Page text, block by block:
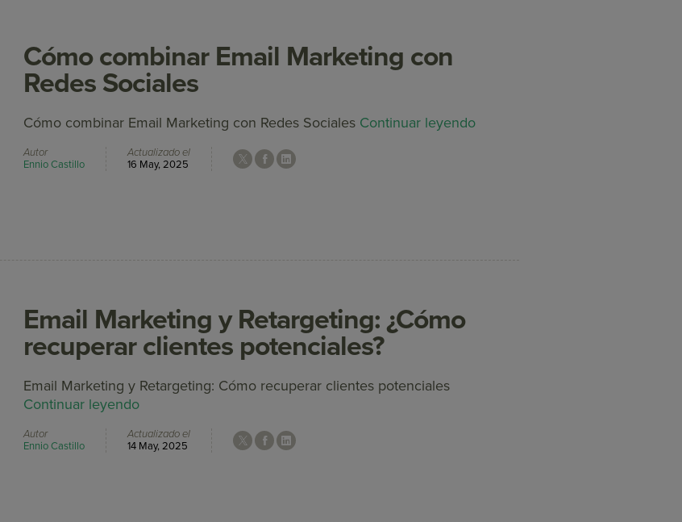
Cómo combinar Email Marketing con
Redes Sociales
Cómo combinar Email Marketing con Redes Sociales Continuar leyendo
Autor
Ennio Castillo
Actualizado el
16 May, 2025
Email Marketing y Retargeting: ¿Cómo
recuperar clientes potenciales?
Email Marketing y Retargeting: Cómo recuperar clientes potenciales
Continuar leyendo
Autor
Ennio Castillo
Actualizado el
14 May, 2025